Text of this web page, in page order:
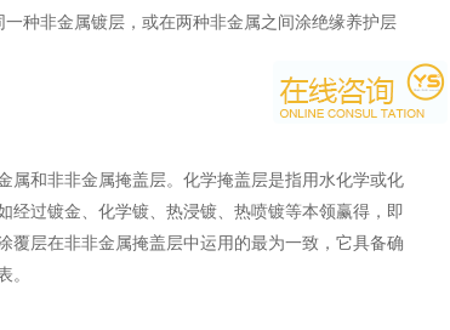
种非金属镀层，或在两种非金属之间涂绝缘养护层
属和非非金属掩盖层。化学掩盖层是指用水化学或化
经过镀金、化学镀、热浸镀、热喷镀等本领赢得，即
覆层在非非金属掩盖层中运用的最为一致，它具备确
。